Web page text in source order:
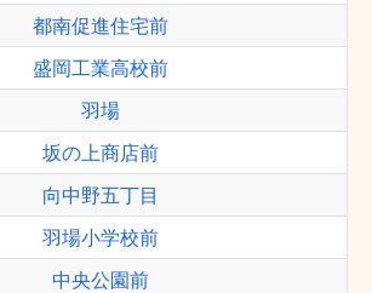
都南促進住宅前
盛岡工業高校前
羽場
坂の上商店前
向中野五丁目
羽場小学校前
中央公園前